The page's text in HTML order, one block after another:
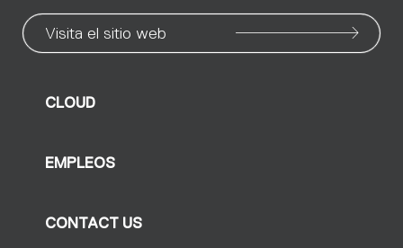
Visita el sitio web
CLOUD
EMPLEOS
CONTACT US